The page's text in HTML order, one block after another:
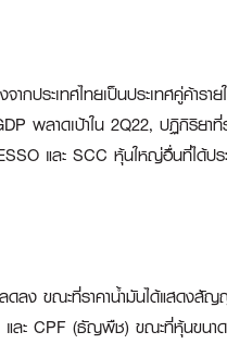
กประเทศไทยเป็นประเทศคู่ค้
พลาดเป้าใน 2Q22, ปฏิกิริย
และ SCC หุ้นใหญ่อื่นที่ได้
ดลง ขณะที่ราคาน้ำมันได้แสดง
CPF (ธัญพืช) ขณะที่หุ้นขนาด